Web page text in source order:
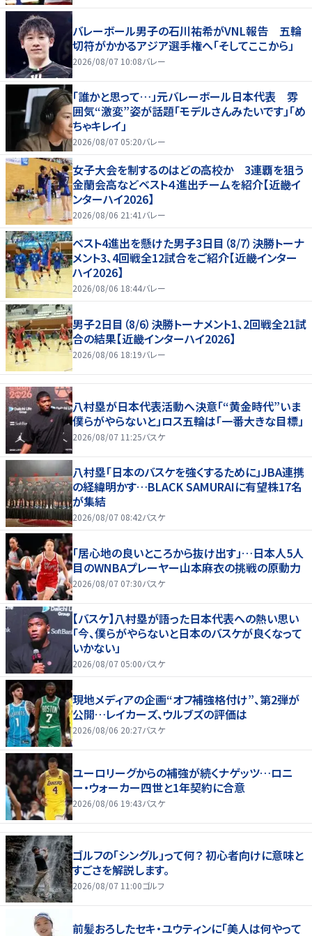
バレーボール男子の石川祐希がVNL報告 五輪
切符がかかるアジア選手権へ「そしてここから」
2026/08/07 10:08バレー
「誰かと思って…」元バレーボール日本代表 雰
囲気“激変”姿が話題「モデルさんみたいです」「め
ちゃキレイ」
2026/08/07 05:20バレー
女子大会を制するのはどの高校か 3連覇を狙う
金蘭会高などベスト４進出チームを紹介【近畿イ
ンターハイ2026】
2026/08/06 21:41 バレー
ベスト4進出を懸けた男子3日目（8/7）決勝トーナ
メント3、4回戦全12試合をご紹介【近畿インター
ハイ2026】
2026/08/06 18:44バレー
男子2日目（8/6）決勝トーナメント1、2回戦全21試
合の結果【近畿インターハイ2026】
2026/08/06 18:19バレー
八村塁が日本代表活動へ決意「“黄金時代”いま
僕らがやらないと」ロス五輪は「一番大きな目標」
2026/08/07 11:25バスケ
八村塁「日本のバスケを強くするために」JBA連携
の経緯明かす…BLACK SAMURAIに有望株17名
が集結
2026/08/07 08:42バスケ
「居心地の良いところから抜け出す」…日本人5人
目のWNBAプレーヤー山本麻衣の挑戦の原動力
2026/08/07 07:30バスケ
【バスケ】八村塁が語った日本代表への熱い思い
「今、僕らがやらないと日本のバスケが良くなって
いかない」
2026/08/07 05:00バスケ
現地メディアの企画“オフ補強格付け”、第2弾が
公開…レイカーズ、ウルブズの評価は
2026/08/06 20:27バスケ
ユーロリーグからの補強が続くナゲッツ…ロニ
ー・ウォーカー四世と1年契約に合意
2026/08/06 19:43バスケ
ゴルフの「シングル」って何？ 初心者向けに意味と
すごさを解説します。
2026/08/07 11:00ゴルフ
前髪おろしたセキ・ユウティンに「美人は何やって